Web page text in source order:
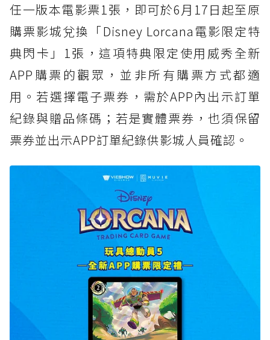
任一版本電影票1張，即可於6月17日起至原
購票影城兌換「Disney Lorcana電影限定特
典閃卡」1張，這項特典限定使用威秀全新
APP購票的觀眾，並非所有購票方式都適
用。若選擇電子票券，需於APP內出示訂單
紀錄與贈品條碼；若是實體票券，也須保留
票券並出示APP訂單紀錄供影城人員確認。